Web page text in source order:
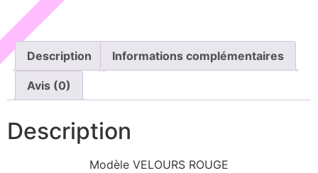
Description Informations complémentaires
Avis (0)
Description
Modèle VELOURS ROUGE